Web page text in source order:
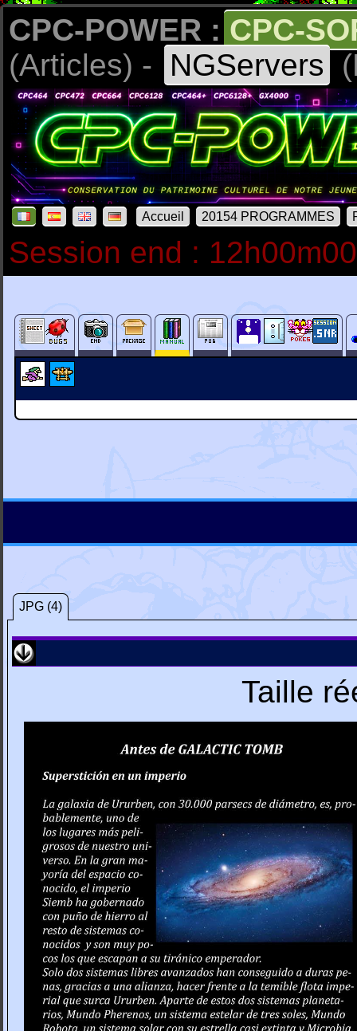
CPC-POWER : CPC-
(Articles) -
NGServers
Accueil 20154 PROGRAMMES
Session end :
JPG (4)
Taille